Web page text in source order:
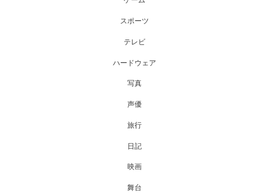
スポーツ
テレビ
ハードウェア
写真
声優
旅行
日記
映画
舞台